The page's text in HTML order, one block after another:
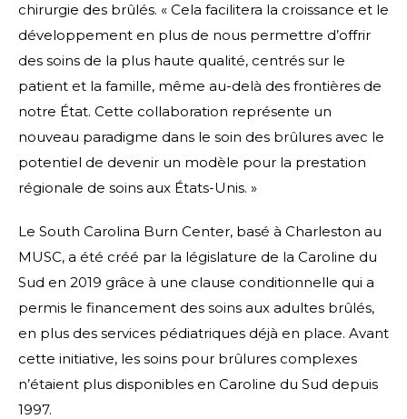
chirurgie des brûlés. « Cela facilitera la croissance et le
développement en plus de nous permettre d’offrir
des soins de la plus haute qualité, centrés sur le
patient et la famille, même au-delà des frontières de
notre État. Cette collaboration représente un
nouveau paradigme dans le soin des brûlures avec le
potentiel de devenir un modèle pour la prestation
régionale de soins aux États-Unis. »
Le South Carolina Burn Center, basé à Charleston au
MUSC, a été créé par la législature de la Caroline du
Sud en 2019 grâce à une clause conditionnelle qui a
permis le financement des soins aux adultes brûlés,
en plus des services pédiatriques déjà en place. Avant
cette initiative, les soins pour brûlures complexes
n’étaient plus disponibles en Caroline du Sud depuis
1997.